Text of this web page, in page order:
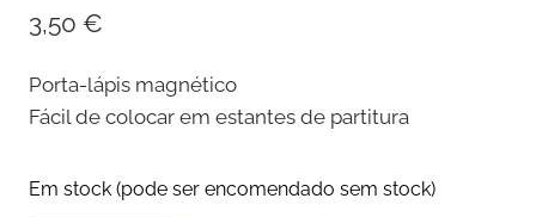
3,50 €
Porta-lápis magnético
Fácil de colocar em estantes de partitura
Em stock (pode ser encomendado sem stock)